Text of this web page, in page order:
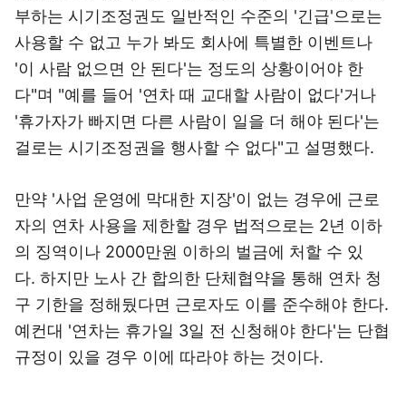
부하는 시기조정권도 일반적인 수준의 '긴급'으로는
사용할 수 없고 누가 봐도 회사에 특별한 이벤트나
'이 사람 없으면 안 된다'는 정도의 상황이어야 한
다"며 "예를 들어 '연차 때 교대할 사람이 없다'거나
'휴가자가 빠지면 다른 사람이 일을 더 해야 된다'는
걸로는 시기조정권을 행사할 수 없다"고 설명했다.
만약 '사업 운영에 막대한 지장'이 없는 경우에 근로
자의 연차 사용을 제한할 경우 법적으로는 2년 이하
의 징역이나 2000만원 이하의 벌금에 처할 수 있
다. 하지만 노사 간 합의한 단체협약을 통해 연차 청
구 기한을 정해뒀다면 근로자도 이를 준수해야 한다.
예컨대 '연차는 휴가일 3일 전 신청해야 한다'는 단협
규정이 있을 경우 이에 따라야 하는 것이다.